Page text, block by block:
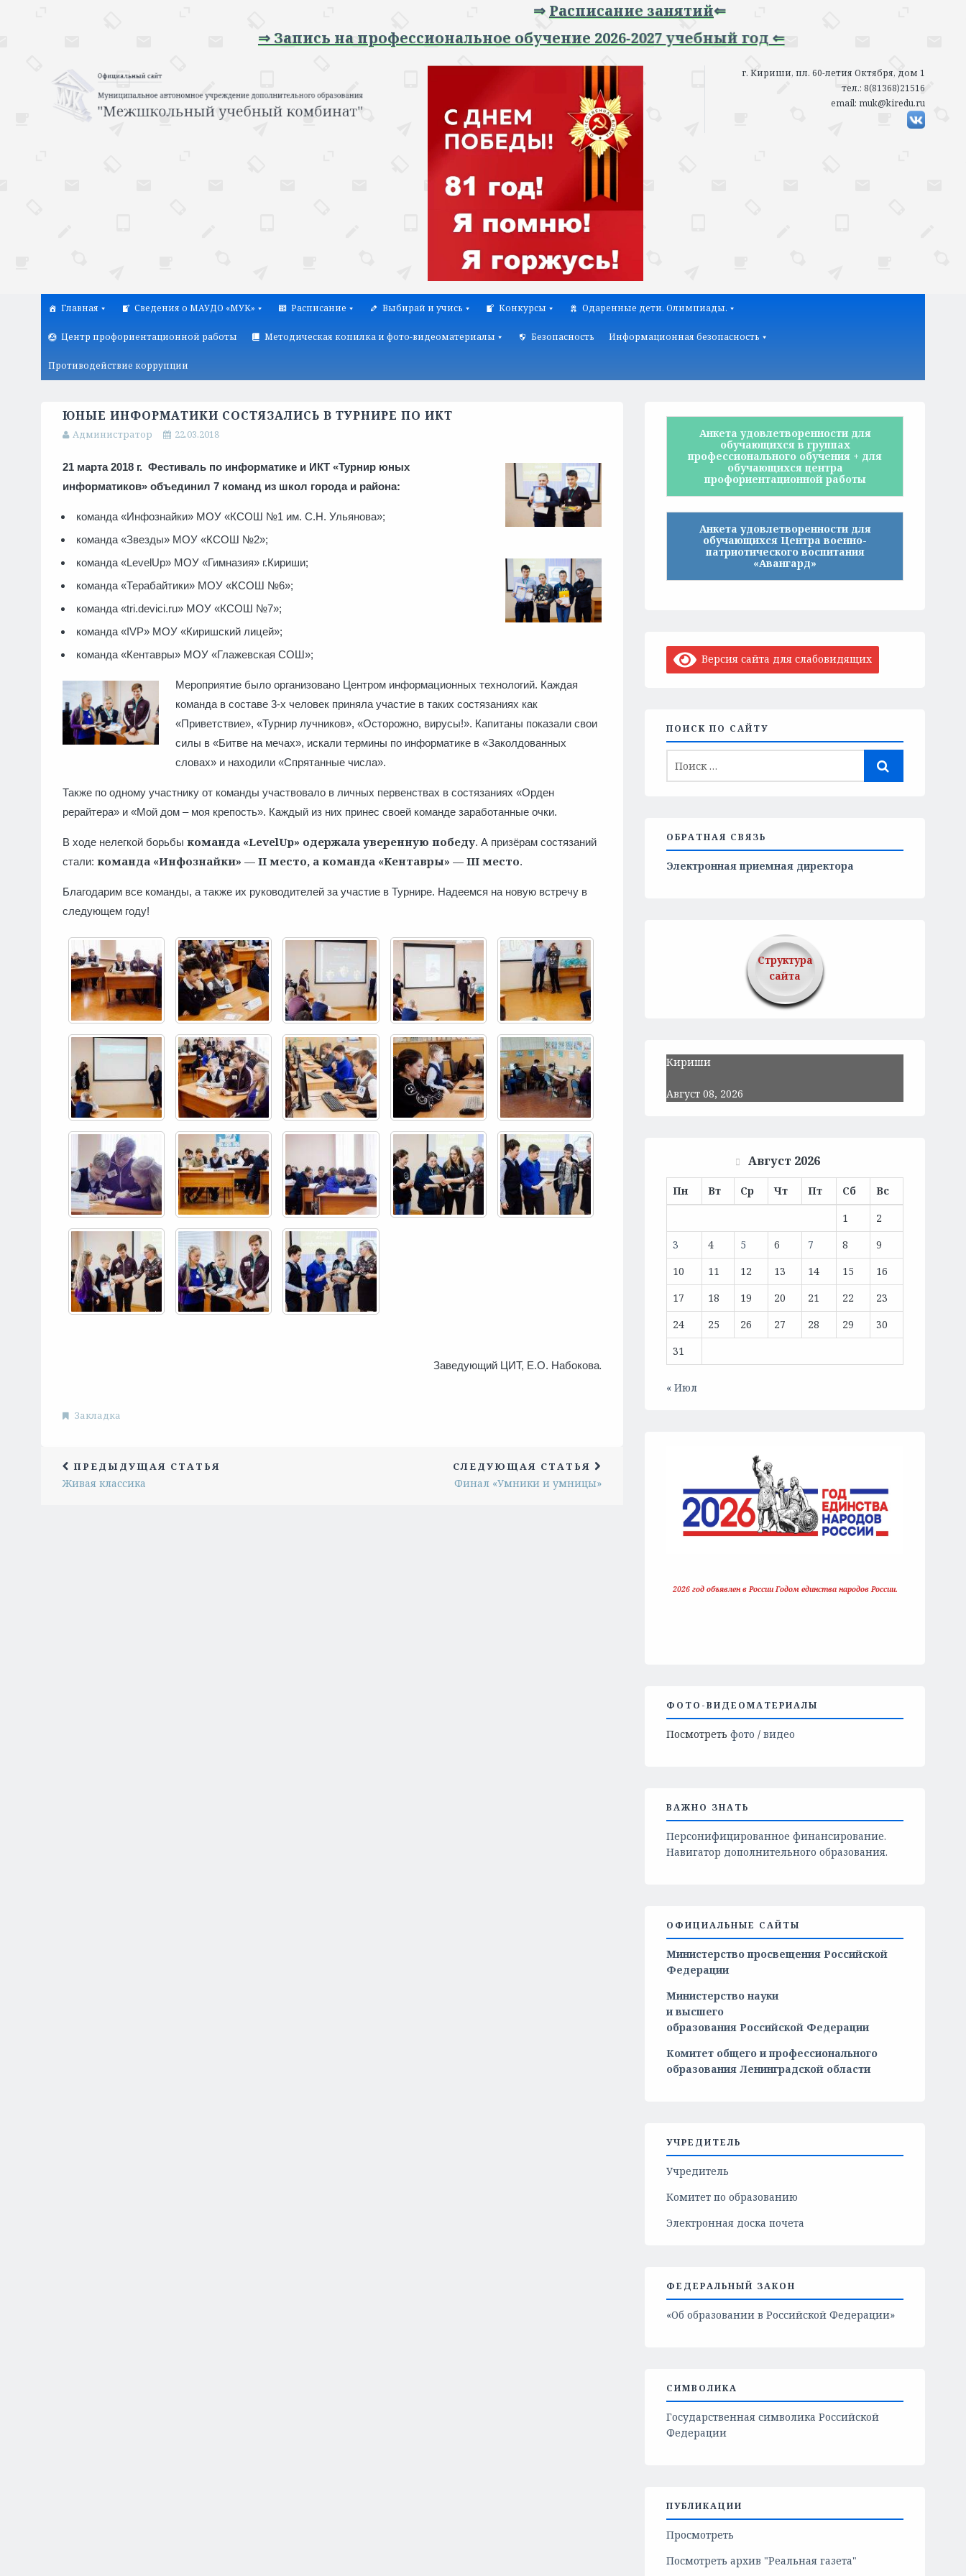
Расписание занятий⇐
⇒ Запись на профессиональное обучение 2026-2027 учебный год ⇐
г. Кириши, пл. 60-летия Октября, дом 1
тел.: 8(81368)21516
email: muk@kiredu.ru
Главная Сведения о МАУДО «МУК» Расписание Выбирай и учись Конкурсы Одаренные дети. Олимпиады.
Центр профориентационной работы Методическая копилка и фото-видеоматериалы Безопасность Информационная безопасность
Противодействие коррупции
ЮНЫЕ ИНФОРМАТИКИ СОСТЯЗАЛИСЬ В ТУРНИРЕ ПО ИКТ
Администратор 22.03.2018
21 марта 2018 г. Фестиваль по информатике и ИКТ «Турнир юных
информатиков» объединил 7 команд из школ города и района:
команда «Инфознайки» МОУ «КСОШ №1 им. С.Н. Ульянова»;
команда «Звезды» МОУ «КСОШ №2»;
команда «LevelUp» МОУ «Гимназия» г.Кириши;
команда «Терабайтики» МОУ «КСОШ №6»;
команда «tri.devici.ru» МОУ «КСОШ №7»;
команда «IVP» МОУ «Киришский лицей»;
команда «Кентавры» МОУ «Глажевская СОШ»;
Мероприятие было организовано Центром информационных технологий. Каждая
команда в составе 3-х человек приняла участие в таких состязаниях как
«Приветствие», «Турнир лучников», «Осторожно, вирусы!». Капитаны показали свои
силы в «Битве на мечах», искали термины по информатике в «Заколдованных
словах» и находили «Спрятанные числа».
Также по одному участнику от команды участвовало в личных первенствах в состязаниях «Орден
рерайтера» и «Мой дом – моя крепость». Каждый из них принес своей команде заработанные очки.
В ходе нелегкой борьбы команда «LevelUp» одержала уверенную победу. А призёрам состязаний
стали: команда «Инфознайки» — II место, а команда «Кентавры» — III место.
Благодарим все команды, а также их руководителей за участие в Турнире. Надеемся на новую встречу в
следующем году!
Заведующий ЦИТ, Е.О. Набокова.
Закладка
ПРЕДЫДУЩАЯ СТАТЬЯ
Живая классика
СЛЕДУЮЩАЯ СТАТЬЯ
Финал «Умники и умницы»
Анкета удовлетворенности для
обучающихся в группах
профессионального обучения + для
обучающихся центра
профориентационной работы
Анкета удовлетворенности для
обучающихся Центра военно-
патриотического воспитания
«Авангард»
Версия сайта для слабовидящих
ПОИСК ПО САЙТУ
ОБРАТНАЯ СВЯЗЬ
Электронная приемная директора
Структура
сайта
Кириши
Август 08, 2026
Август 2026
Пн Вт Ср Чт Пт Сб
Вс
1
2
3
4 5 6 7 8
9
10
11 12 13 14 15
16
17
18 19 20 21 22
23
24
25 26 27 28 29
30
31
« Июл
2026 год объявлен в России Годом единства народов России.
ФОТО-ВИДЕОМАТЕРИАЛЫ
Посмотреть фото / видео
ВАЖНО ЗНАТЬ
Персонифицированное финансирование.
Навигатор дополнительного образования.
ОФИЦИАЛЬНЫЕ САЙТЫ
Министерство просвещения Российской
Федерации
Министерство науки
и высшего
образования Российской Федерации
Комитет общего и профессионального
образования Ленинградской области
УЧРЕДИТЕЛЬ
Учредитель
Комитет по образованию
Электронная доска почета
ФЕДЕРАЛЬНЫЙ ЗАКОН
«Об образовании в Российской Федерации»
СИМВОЛИКА
Государственная символика Российской
Федерации
ПУБЛИКАЦИИ
Просмотреть
Посмотреть архив "Реальная газета"